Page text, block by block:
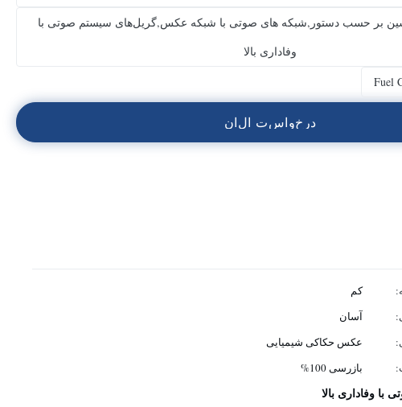
بر حسب دستور,شبکه های صوتی با شبکه عکس,گریل‌های سیستم صوتی با
وفاداری بالا
Fuel
در خواست الان
کم
آسان
عکس حکاکی شیمیایی
بازرسی 100%
وفاداری بالا